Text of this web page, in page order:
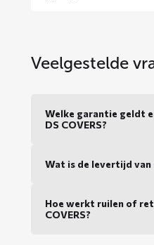
Veelgestelde
Welke garantie geldt
DS COVERS?
Wat is de levertijd van
Hoe werkt ruilen of
COVERS?